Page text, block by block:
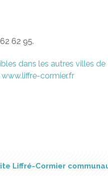
62 95.
dans les autres villes
cormier.fr
Liffré-Cormier